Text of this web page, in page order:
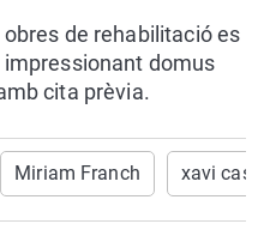
de rehabilitació es
impressionant domus
cita prèvia.
Miriam Franch xavi